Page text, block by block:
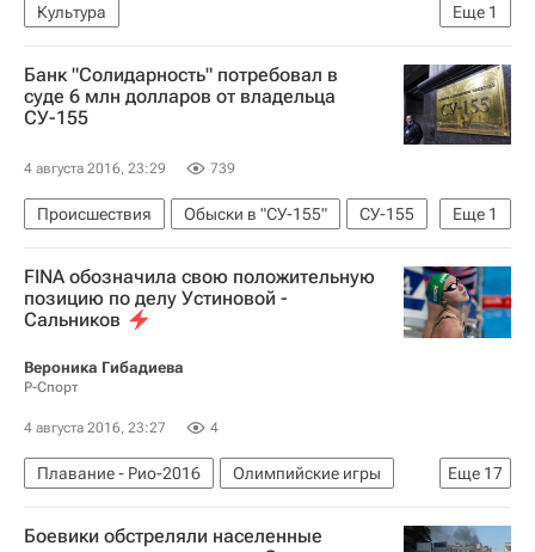
Еще 1
Культура
Большой драматический театр Товстоногова
Банк "Солидарность" потребовал в
суде 6 млн долларов от владельца
СУ-155
4 августа 2016, 23:29 739
Еще 1
Происшествия Обыски в "СУ-155"
СУ-155
Россия
FINA обозначила свою положительную
позицию по делу Устиновой -
Сальников
Вероника Гибадиева
Р-Спорт
4 августа 2016, 23:27 4
Еще 17
Плавание - Рио-2016
Олимпийские игры
Спорт
Водные виды
Рио-2016
Новости - Рио-2016
Боевики обстреляли населенные